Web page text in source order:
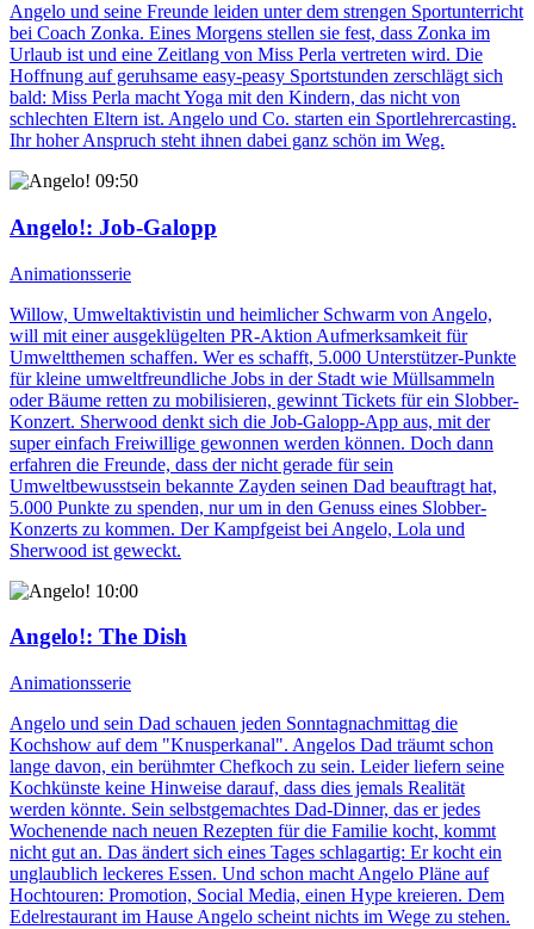
Angelo und seine Freunde leiden unter dem strengen Sportunterricht
bei Coach Zonka. Eines Morgens stellen sie fest, dass Zonka im
Urlaub ist und eine Zeitlang von Miss Perla vertreten wird. Die
Hoffnung auf geruhsame easy-peasy Sportstunden zerschlägt sich
bald: Miss Perla macht Yoga mit den Kindern, das nicht von
schlechten Eltern ist. Angelo und Co. starten ein Sportlehrercasting.
Ihr hoher Anspruch steht ihnen dabei ganz schön im Weg.
09:50
Angelo!: Job-Galopp
Animationsserie
Willow, Umweltaktivistin und heimlicher Schwarm von Angelo,
will mit einer ausgeklügelten PR-Aktion Aufmerksamkeit für
Umweltthemen schaffen. Wer es schafft, 5.000 Unterstützer-Punkte
für kleine umweltfreundliche Jobs in der Stadt wie Müllsammeln
oder Bäume retten zu mobilisieren, gewinnt Tickets für ein Slobber-
Konzert. Sherwood denkt sich die Job-Galopp-App aus, mit der
super einfach Freiwillige gewonnen werden können. Doch dann
erfahren die Freunde, dass der nicht gerade für sein
Umweltbewusstsein bekannte Zayden seinen Dad beauftragt hat,
5.000 Punkte zu spenden, nur um in den Genuss eines Slobber-
Konzerts zu kommen. Der Kampfgeist bei Angelo, Lola und
Sherwood ist geweckt.
10:00
Angelo!: The Dish
Animationsserie
Angelo und sein Dad schauen jeden Sonntagnachmittag die
Kochshow auf dem "Knusperkanal". Angelos Dad träumt schon
lange davon, ein berühmter Chefkoch zu sein. Leider liefern seine
Kochkünste keine Hinweise darauf, dass dies jemals Realität
werden könnte. Sein selbstgemachtes Dad-Dinner, das er jedes
Wochenende nach neuen Rezepten für die Familie kocht, kommt
nicht gut an. Das ändert sich eines Tages schlagartig: Er kocht ein
unglaublich leckeres Essen. Und schon macht Angelo Pläne auf
Hochtouren: Promotion, Social Media, einen Hype kreieren. Dem
Edelrestaurant im Hause Angelo scheint nichts im Wege zu stehen.